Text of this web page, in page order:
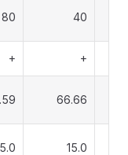
80 40
+ +
66.66
15.0